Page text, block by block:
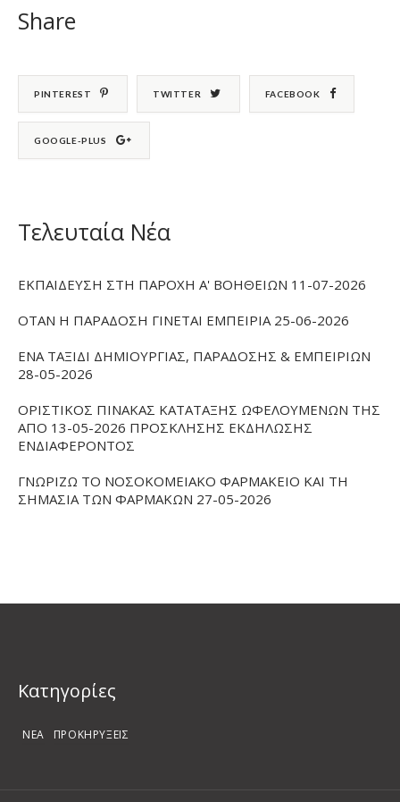
Share
PINTEREST TWITTER FACEBOOK
GOOGLE-PLUS
Τελευταία Νέα
ΕΚΠΑΙΔΕΥΣΗ ΣΤΗ ΠΑΡΟΧΗ Α' ΒΟΗΘΕΙΩΝ 11-07-2026
ΟΤΑΝ Η ΠΑΡΑΔΟΣΗ ΓΙΝΕΤΑΙ ΕΜΠΕΙΡΙΑ 25-06-2026
ΕΝΑ ΤΑΞΙΔΙ ΔΗΜΙΟΥΡΓΙΑΣ, ΠΑΡΑΔΟΣΗΣ & ΕΜΠΕΙΡΙΩΝ
28-05-2026
ΟΡΙΣΤΙΚΟΣ ΠΙΝΑΚΑΣ ΚΑΤΑΤΑΞΗΣ ΩΦΕΛΟΥΜΕΝΩΝ ΤΗΣ
ΑΠΟ 13-05-2026 ΠΡΟΣΚΛΗΣΗΣ ΕΚΔΗΛΩΣΗΣ
ΕΝΔΙΑΦΕΡΟΝΤΟΣ
ΓΝΩΡΙΖΩ ΤΟ ΝΟΣΟΚΟΜΕΙΑΚΟ ΦΑΡΜΑΚΕΙΟ ΚΑΙ ΤΗ
ΣΗΜΑΣΙΑ ΤΩΝ ΦΑΡΜΑΚΩΝ 27-05-2026
Kατηγορίες
ΝΕΑ ΠΡΟΚΗΡΥΞΕΙΣ